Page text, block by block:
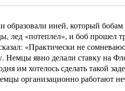
образовали иней, который
лед «потеплел», и боб прошел
«Практически не
Немцы явно делали ставку на
им хотелось сделать такой
организационно работают